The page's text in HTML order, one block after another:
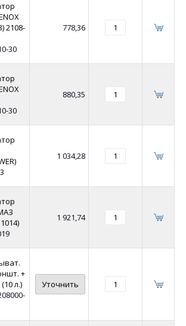
2108-
30
778,36
30
880,35
1 034,28
1 921,74
+
л.)
Уточнить